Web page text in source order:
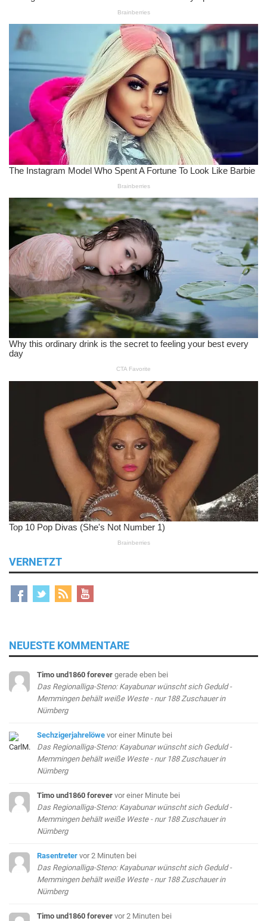
VERNETZT
NEUESTE KOMMENTARE
Timo und1860 forever gerade eben bei
Das Regionalliga-Steno: Kayabunar wünscht sich Geduld -
Memmingen behält weiße Weste - nur 188 Zuschauer in
Nürnberg
Sechzigerjahrelöwe vor einer Minute bei
Das Regionalliga-Steno: Kayabunar wünscht sich Geduld -
Memmingen behält weiße Weste - nur 188 Zuschauer in
Nürnberg
Timo und1860 forever vor einer Minute bei
Das Regionalliga-Steno: Kayabunar wünscht sich Geduld -
Memmingen behält weiße Weste - nur 188 Zuschauer in
Nürnberg
Rasentreter vor 2 Minuten bei
Das Regionalliga-Steno: Kayabunar wünscht sich Geduld -
Memmingen behält weiße Weste - nur 188 Zuschauer in
Nürnberg
Timo und1860 forever vor 2 Minuten bei